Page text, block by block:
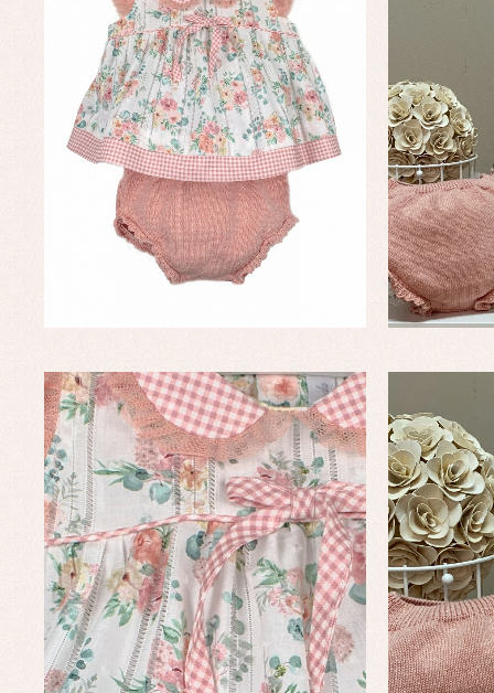
Complementos de bautizo
Conjuntos
Faldones de bautizo
Peleles y ranitas
Blusas, camisas y jerseys
Conjuntos
Faldones de bebé
Peleles y ranitas
Ropa interior, bodys,
pijamas...